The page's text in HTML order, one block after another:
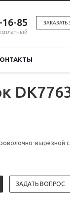
16-85
вырезной
ЗАДАТЬ ВОПРОС